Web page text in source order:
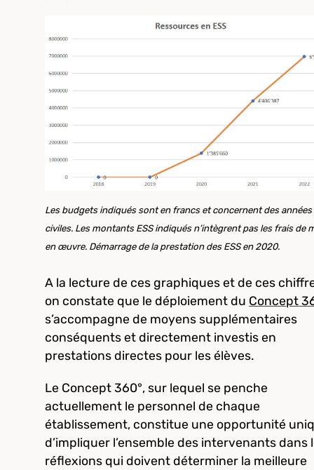
Les budgets indiqués sont en francs et concernent des années
civiles. Les montants ESS indiqués n’intègrent pas les frais de
en œuvre. Démarrage de la prestation des ESS en 2020.
A la lecture de ces graphiques et de ces
on constate que le déploiement du Concept
s’accompagne de moyens supplémentaires
conséquents et directement investis en
prestations directes pour les élèves.
Le Concept 360°, sur lequel se penche
actuellement le personnel de chaque
établissement, constitue une opportunité
d’impliquer l’ensemble des intervenants dans
réflexions qui doivent déterminer la meilleure